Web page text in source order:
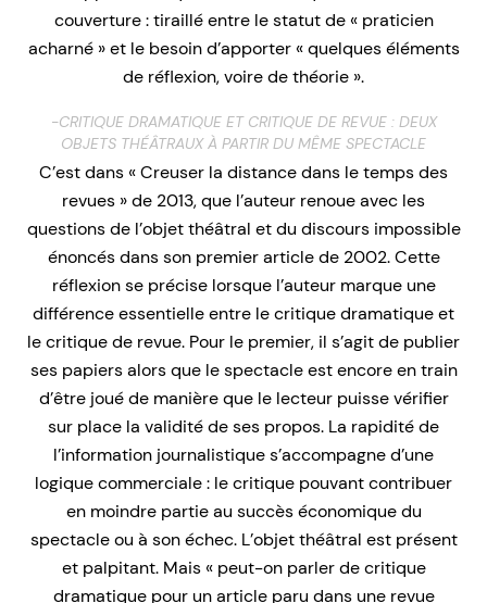
couverture : tiraillé entre le statut de « praticien
acharné » et le besoin d’apporter « quelques éléments
de réflexion, voire de théorie ».
-CRITIQUE DRAMATIQUE ET CRITIQUE DE REVUE : DEUX
OBJETS THÉÂTRAUX À PARTIR DU MÊME SPECTACLE
C’est dans « Creuser la distance dans le temps des
revues » de 2013, que l’auteur renoue avec les
questions de l’objet théâtral et du discours impossible
énoncés dans son premier article de 2002. Cette
réflexion se précise lorsque l’auteur marque une
différence essentielle entre le critique dramatique et
le critique de revue. Pour le premier, il s’agit de publier
ses papiers alors que le spectacle est encore en train
d’être joué de manière que le lecteur puisse vérifier
sur place la validité de ses propos. La rapidité de
l’information journalistique s’accompagne d’une
logique commerciale : le critique pouvant contribuer
en moindre partie au succès économique du
spectacle ou à son échec. L’objet théâtral est présent
et palpitant. Mais « peut-on parler de critique
dramatique pour un article paru dans une revue